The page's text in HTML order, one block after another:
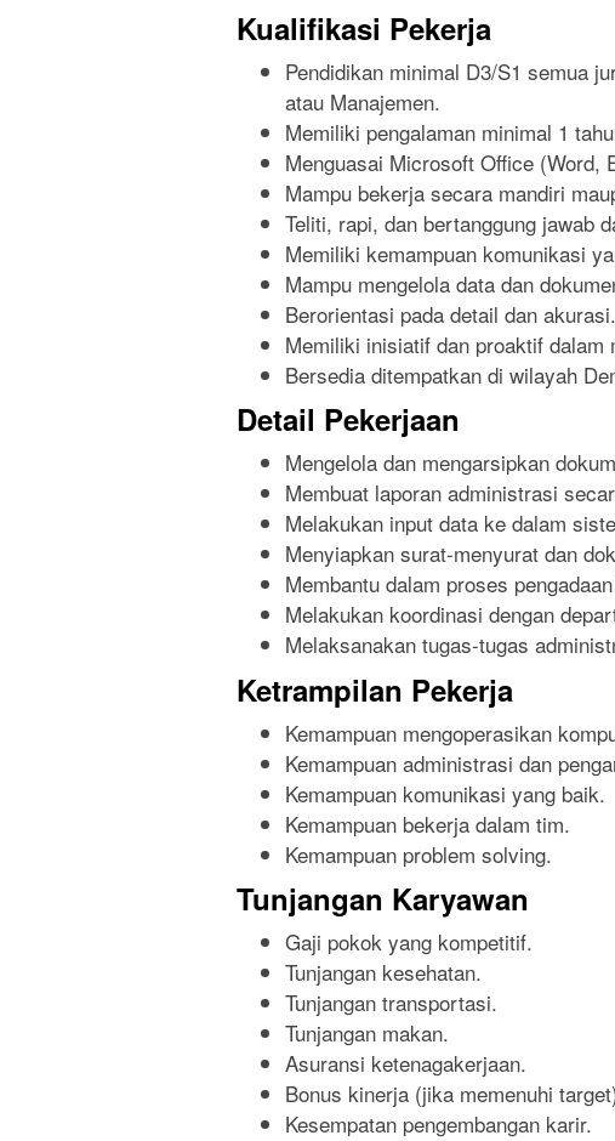
Kualifikasi Pekerja
Pendidikan minimal D3/S1 semua
atau Manajemen.
Memiliki pengalaman minimal 1
Menguasai Microsoft Office (Word,
Mampu bekerja secara mandiri
Teliti, rapi, dan bertanggung jawab
Memiliki kemampuan komunikasi
Mampu mengelola data dan
Berorientasi pada detail dan akurasi.
Memiliki inisiatif dan proaktif dalam
Bersedia ditempatkan di wilayah
Detail Pekerjaan
Mengelola dan mengarsipkan
Membuat laporan administrasi
Melakukan input data ke dalam
Menyiapkan surat-menyurat dan
Membantu dalam proses
Melakukan koordinasi dengan
Melaksanakan tugas-tugas
Ketrampilan Pekerja
Kemampuan mengoperasikan
Kemampuan administrasi dan
Kemampuan komunikasi yang baik.
Kemampuan bekerja dalam tim.
Kemampuan problem solving.
Tunjangan Karyawan
Gaji pokok yang kompetitif.
Tunjangan kesehatan.
Tunjangan transportasi.
Tunjangan makan.
Asuransi ketenagakerjaan.
Bonus kinerja (jika memenuhi
Kesempatan pengembangan karir.